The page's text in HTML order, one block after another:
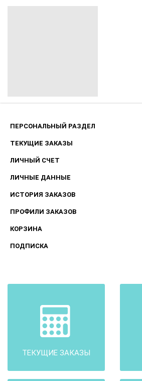
ПЕРСОНАЛЬНЫЙ РАЗДЕЛ
ТЕКУЩИЕ ЗАКАЗЫ
ЛИЧНЫЙ СЧЕТ
ЛИЧНЫЕ ДАННЫЕ
ИСТОРИЯ ЗАКАЗОВ
ПРОФИЛИ ЗАКАЗОВ
КОРЗИНА
ПОДПИСКА
ТЕКУЩИЕ ЗАКАЗЫ